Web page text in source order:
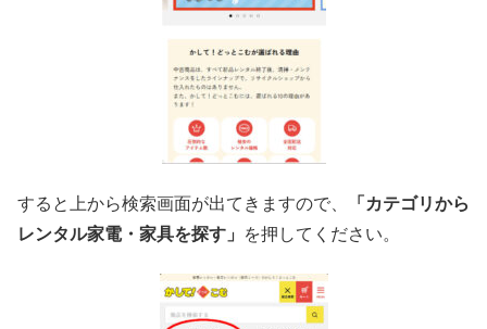
すると上から検索画面が出てきますので、
「カテゴリから
レンタル家電・家具を探す」
を押してください。